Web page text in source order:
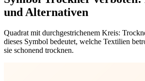
und Alternativen
Quadrat mit durchgestrichenem Kreis:
dieses Symbol bedeutet, welche Textilien
sie schonend trocknen.